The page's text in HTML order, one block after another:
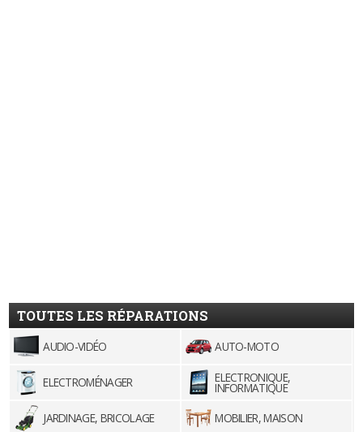
TOUTES LES RÉPARATIONS
AUDIO-VIDÉO AUTO-MOTO
ELECTROMÉNAGER ELECTRONIQUE,
INFORMATIQUE
JARDINAGE, BRICOLAGE
MOBILIER, MAISON